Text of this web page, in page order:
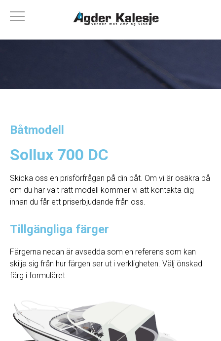
Båtmodell
Sollux 700 DC
Skicka oss en prisförfrågan på din båt. Om vi ​​är osäkra på
om du har valt rätt modell kommer vi att kontakta dig
innan du får ett priserbjudande från oss.
Tillgängliga färger
Färgerna nedan är avsedda som en referens som kan
skilja sig från hur färgen ser ut i verkligheten. Välj önskad
färg i formuläret.